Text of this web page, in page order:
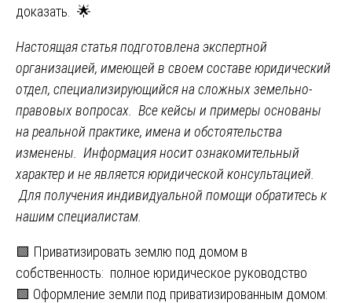
доказать. 🌟
Настоящая статья подготовлена экспертной
организацией, имеющей в своем составе юридический
отдел, специализирующийся на сложных земельно-
правовых вопросах. Все кейсы и примеры основаны
на реальной практике, имена и обстоятельства
изменены. Информация носит ознакомительный
характер и не является юридической консультацией.
Для получения индивидуальной помощи обратитесь к
нашим специалистам.
Навигация
по
🟩 Приватизировать землю под домом в
собственность: полное юридическое руководство
🟩 Оформление земли под приватизированным домом: